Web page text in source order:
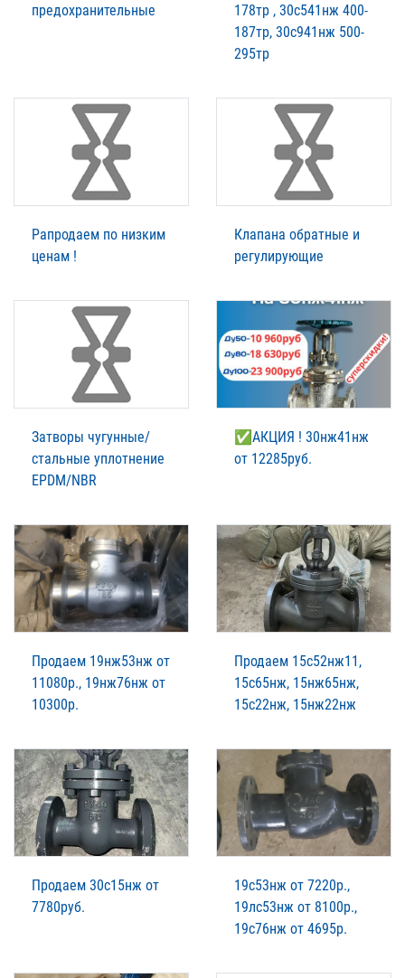
предохранительные
178тр , 30с541нж 400-
187тр, 30с941нж 500-
295тр
Рапродаем по низким
ценам !
Клапана обратные и
регулирующие
Затворы чугунные/
стальные уплотнение
EPDM/NBR
✅АКЦИЯ ! 30нж41нж
от 12285руб.
Продаем 19нж53нж от
11080р., 19нж76нж от
10300р.
Продаем 15с52нж11,
15с65нж, 15нж65нж,
15с22нж, 15нж22нж
Продаем 30с15нж от
7780руб.
19с53нж от 7220р.,
19лс53нж от 8100р.,
19с76нж от 4695р.